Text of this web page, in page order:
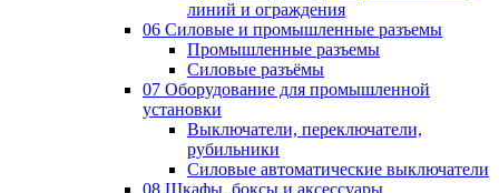
линий и ограждения
06 Силовые и промышленные разъемы
Промышленные разъемы
Силовые разъёмы
07 Оборудование для промышленной
установки
Выключатели, переключатели,
рубильники
Силовые автоматические выключатели
08 Шкафы, боксы и аксессуары